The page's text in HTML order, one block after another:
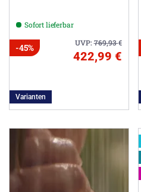
Sofort lieferbar
UVP:769,93€
-45%
422,99 €
Varianten